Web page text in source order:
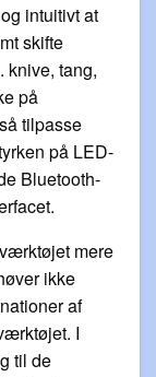
intuitivt at
skifte
knive, tang,
på
tilpasse
på LED-
Bluetooth-
mere
ikke
af
I
til de